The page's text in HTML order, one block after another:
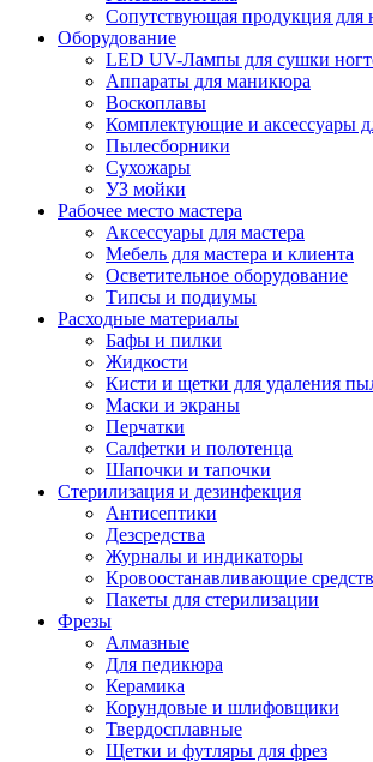
Сопутствующая продукция для
Оборудование
LED UV-Лампы для сушки
Аппараты для маникюра
Воскоплавы
Комплектующие и аксессуары
Пылесборники
Сухожары
УЗ мойки
Рабочее место мастера
Аксессуары для мастера
Мебель для мастера и клиента
Осветительное оборудование
Типсы и подиумы
Расходные материалы
Бафы и пилки
Жидкости
Кисти и щетки для удаления
Маски и экраны
Перчатки
Салфетки и полотенца
Шапочки и тапочки
Стерилизация и дезинфекция
Антисептики
Дезсредства
Журналы и индикаторы
Кровоостанавливающие
Пакеты для стерилизации
Фрезы
Алмазные
Для педикюра
Керамика
Корундовые и шлифовщики
Твердосплавные
Щетки и футляры для фрез